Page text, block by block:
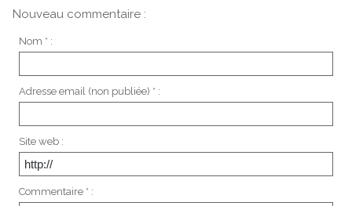
Nouveau commentaire :
Nom * :
Adresse email (non publiée) * :
Site web :
Commentaire * :